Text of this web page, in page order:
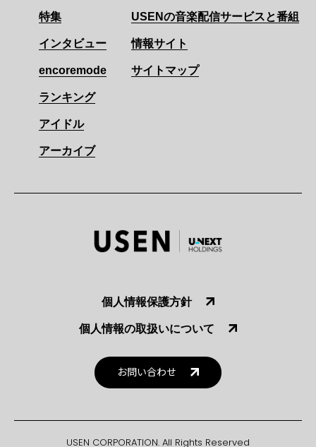
特集
インタビュー
encoremode
ランキング
アイドル
アーカイブ
USENの音楽配信サービスと番組
情報サイト
サイトマップ
個人情報保護方針
個人情報の取扱いについて
お問い合わせ
USEN CORPORATION. All Rights Reserved